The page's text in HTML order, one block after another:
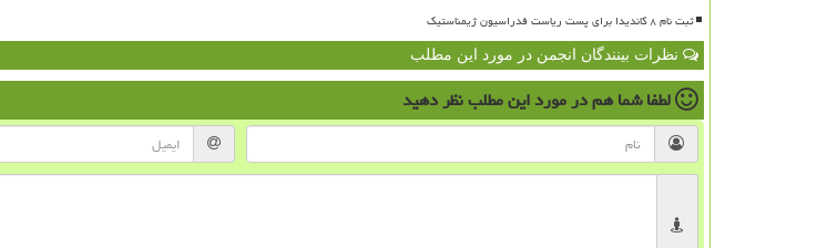
ثبت نام ۸ کاندیدا برای پست ریاست فدراسیون ژیمناستیک
نظرات بینندگان انجمن در مورد این مطلب
لطفا شما همدر مورد این مطلبنظر دهید